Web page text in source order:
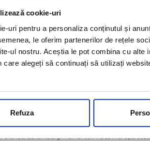
cookie-uri
uri pentru a personaliza conținutul și
le oferim partenerilor de rețele
ul nostru. Aceștia le pot combina cu
care alegeți să continuați să utilizați
Refuza
Olanda, Luxemburg momentan nu se mai